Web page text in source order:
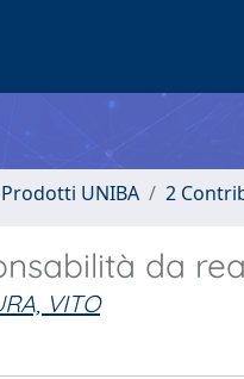
UNIBA 2
da
VITO